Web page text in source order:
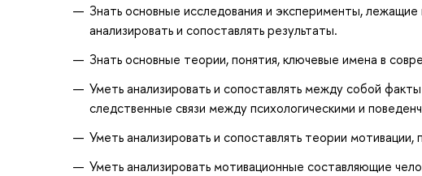
Знать основные исследования и эксперименты,
анализировать и сопоставлять результаты.
Знать основные теории, понятия, ключевые имена в
Уметь анализировать и сопоставлять между собой
следственные связи между психологическими и
Уметь анализировать и сопоставлять теории мотивации,
Уметь анализировать мотивационные составляющие